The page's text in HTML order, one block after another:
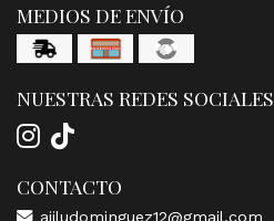
MEDIOS DE ENVÍO
NUESTRAS REDES SOCIALES
CONTACTO
aiiludominguez12@gmail.com